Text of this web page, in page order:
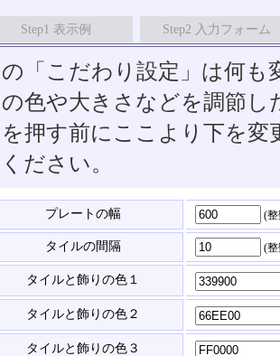
Step1 表示例 Step2 入力フォーム
「こだわり設定」は何
の色や大きさなどを調節
押す前にここより下を
ださい。
プレートの幅 (
タイルの間隔 (
タイルと飾りの色１
タイルと飾りの色２
タイルと飾りの色３